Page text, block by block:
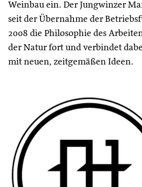
Weinbau ein. Der Jungwinzer
seit der Übernahme der
2008 die Philosophie des
der Natur fort und verbindet
mit neuen, zeitgemäßen Ideen.